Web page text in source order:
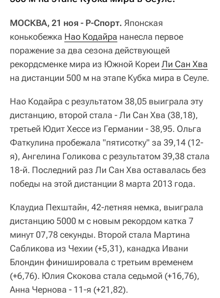
МОСКВА, 21 ноя - Р-Спорт. Японская
конькобежка Нао Кодайра нанесла первое
поражение за два сезона действующей
рекордсменке мира из Южной Кореи Ли Сан Хва
на дистанции 500 м на этапе Кубка мира в Сеуле.
Нао Кодайра с результатом 38,05 выиграла эту
дистанцию, второй стала - Ли Сан Хва (38,18),
третьей Юдит Хессе из Германии - 38,95. Ольга
Фаткулина пробежала "пятисотку" за 39,14 (12-
я), Ангелина Голикова с результатом 39,38 стала
18-й. Последний раз Ли Сан Хва оставалась без
победы на этой дистанции 8 марта 2013 года.
Клаудиа Пехштайн, 42-летняя немка, выиграла
дистанцию 5000 м с новым рекордом катка 7
минут 07,78 секунды. Второй стала Мартина
Сабликова из Чехии (+5,31), канадка Ивани
Блондин финишировала с третьим временем
(+6,76). Юлия Скокова стала седьмой (+16,76),
Анна Чернова - 11-я (+21,82).